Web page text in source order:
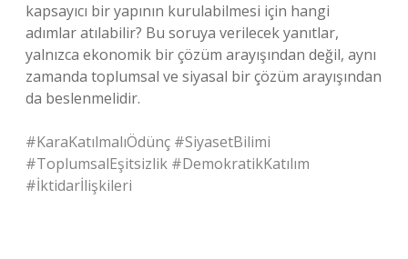
kapsayıcı bir yapının kurulabilmesi için hangi
adımlar atılabilir? Bu soruya verilecek yanıtlar,
yalnızca ekonomik bir çözüm arayışından değil, aynı
zamanda toplumsal ve siyasal bir çözüm arayışından
da beslenmelidir.
#KaraKatılmalıÖdünç #SiyasetBilimi
#ToplumsalEşitsizlik #DemokratikKatılım
#İktidarİlişkileri